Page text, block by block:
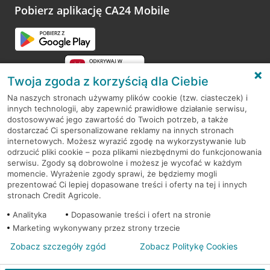
opinie.
Pobierz aplikację CA24 Mobile
RODO
Regulamin serwisu
Mapa serwisu
PolitykaCookies
© 2026 Credit Agricole Bank Polska S.A. Wszelkie prawa zastrzeżone
Twoja zgoda z korzyścią dla Ciebie
Na naszych stronach używamy plików cookie (tzw. ciasteczek) i
innych technologii, aby zapewnić prawidłowe działanie serwisu,
dostosowywać jego zawartość do Twoich potrzeb, a także
dostarczać Ci spersonalizowane reklamy na innych stronach
internetowych. Możesz wyrazić zgodę na wykorzystywanie lub
odrzucić pliki cookie – poza plikami niezbędnymi do funkcjonowania
serwisu. Zgody są dobrowolne i możesz je wycofać w każdym
momencie. Wyrażenie zgody sprawi, że będziemy mogli
prezentować Ci lepiej dopasowane treści i oferty na tej i innych
stronach Credit Agricole.
Analityka
Dopasowanie treści i ofert na stronie
Marketing wykonywany przez strony trzecie
Zobacz szczegóły zgód Zobacz Politykę Cookies